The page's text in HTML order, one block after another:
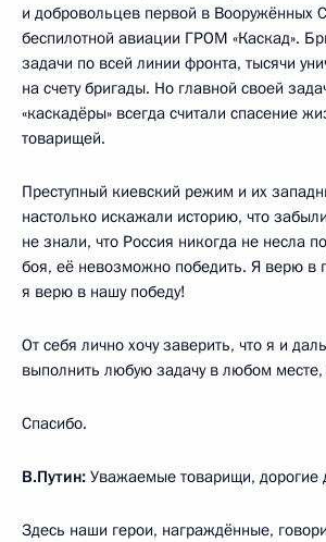
и добровольцев первой в Вооружённых
беспилотной авиации ГРОМ «Каскад».
задачи по всей линии фронта, тысячи
на счету бригады. Но главной своей
«каскадёры» всегда считали спасение
товарищей.
Преступный киевский режим и их
настолько искажали историю, что
не знали, что Россия никогда не несла
боя, её невозможно победить. Я верю в
я верю в нашу победу!
От себя лично хочу заверить, что я и
выполнить любую задачу в любом
Спасибо.
В.Путин: Уважаемые товарищи, дорогие
Здесь наши герои, награждённые,